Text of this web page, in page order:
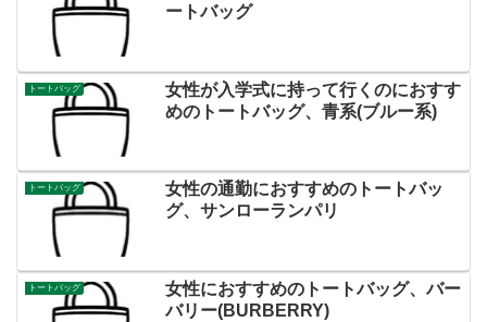
ートバッグ
トートバッグ
女性が入学式に持って行くのにおすす
めのトートバッグ、青系(ブルー系)
トートバッグ
女性の通勤におすすめのトートバッ
グ、サンローランパリ
トートバッグ
女性におすすめのトートバッグ、バー
バリー(BURBERRY)